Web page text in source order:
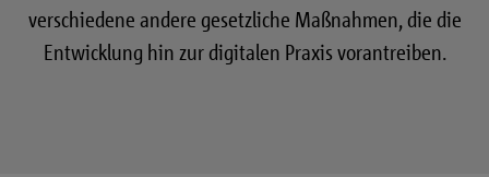
verschiedene andere gesetzliche Maßnahmen, die die
Entwicklung hin zur digitalen Praxis vorantreiben.